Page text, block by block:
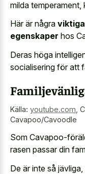
milda temperament,
Här är några
egenskaper hos
Deras höga
socialisering för att
Källa: youtube.com
Cavapoo/Cavoodle
Som Cavapoo-
rasen passar din
De är inte så